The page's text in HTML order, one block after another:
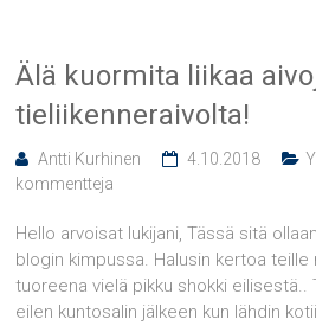
Älä kuormita liikaa
tieliikenneraivolta!
Antti Kurhinen 4.10.2018
kommentteja
Hello arvoisat lukijani, Tässä sitä
blogin kimpussa. Halusin kertoa teille
tuoreena vielä pikku shokki
eilen kuntosalin jälkeen kun lähdin